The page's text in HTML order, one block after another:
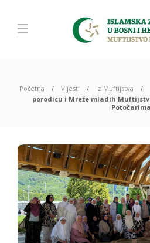
Početna Vijesti Iz Muftijstva
porodicu i Mreže mladih
Potočarima